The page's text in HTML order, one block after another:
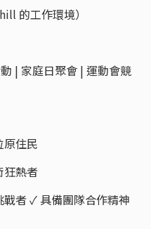
的工作環境）
| 家庭日聚會 | 運動會競
住民
熱者
者 ✓ 具備團隊合作精神